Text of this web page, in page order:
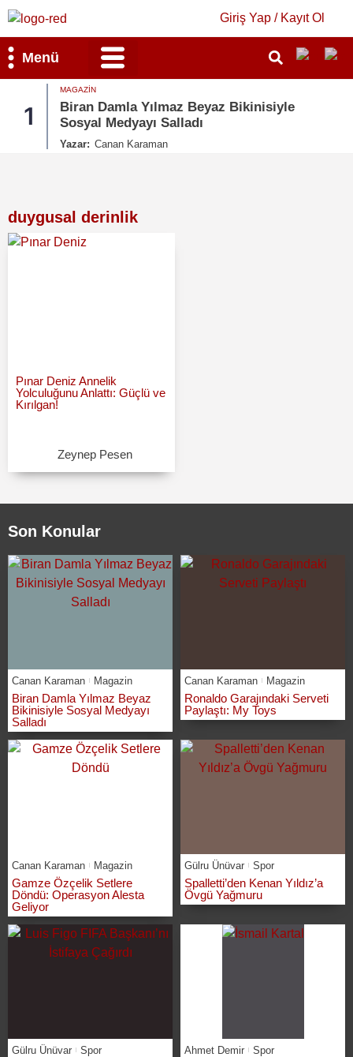
Giriş Yap / Kayıt Ol
Menü
1
MAGAZIN
Biran Damla Yılmaz Beyaz Bikinisiyle
Sosyal Medyayı Salladı
Yazar: Canan Karaman
duygusal derinlik
Pınar Deniz Annelik
Yolculuğunu Anlattı: Güçlü ve
Kırılgan!
Zeynep Pesen
Son Konular
Canan Karaman Magazin
Biran Damla Yılmaz Beyaz
Bikinisiyle Sosyal Medyayı
Salladı
Canan Karaman Magazin
Ronaldo Garajındaki Serveti
Paylaştı: My Toys
Canan Karaman Magazin
Gamze Özçelik Setlere
Döndü: Operasyon Alesta
Geliyor
Gülru Ünüvar Spor
Spalletti’den Kenan Yıldız’a
Övgü Yağmuru
Gülru Ünüvar Spor Ahmet Demir Spor